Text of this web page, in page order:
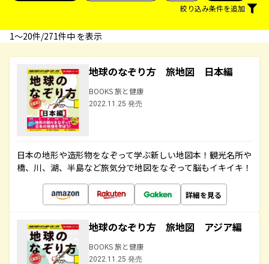
絞り込み条件を追加
1〜20件/271件中 を表示
地球のなぞり方 旅地図 日本編
BOOKS 旅と健康
2022.11.25 発売
日本の地形や造形物をなぞって学ぶ新しい地図本！観光名所や
橋、川、湖、半島など旅気分で地図をなぞって脳もイキイキ！
詳細を見る
地球のなぞり方 旅地図 アジア編
BOOKS 旅と健康
2022.11.25 発売